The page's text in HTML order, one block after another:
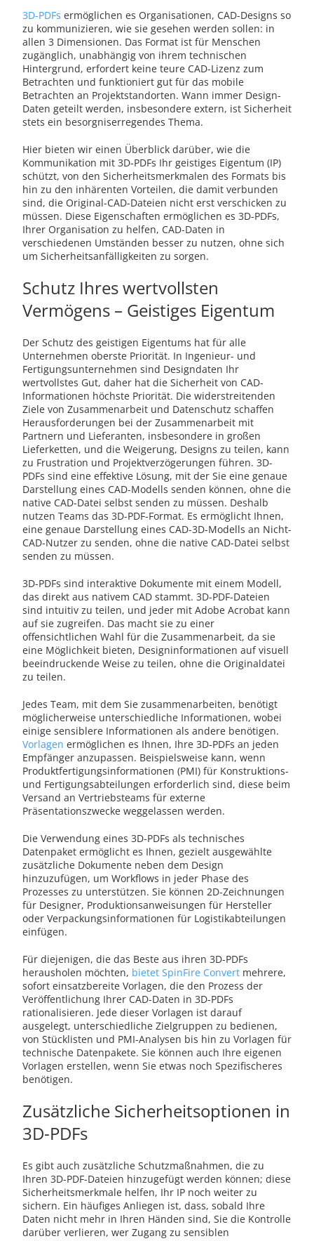
3D-PDFs ermöglichen es Organisationen, CAD-Designs so
zu kommunizieren, wie sie gesehen werden sollen: in
allen 3 Dimensionen. Das Format ist für Menschen
zugänglich, unabhängig von ihrem technischen
Hintergrund, erfordert keine teure CAD-Lizenz zum
Betrachten und funktioniert gut für das mobile
Betrachten an Projektstandorten. Wann immer Design-
Daten geteilt werden, insbesondere extern, ist Sicherheit
stets ein besorgniserregendes Thema.
Hier bieten wir einen Überblick darüber, wie die
Kommunikation mit 3D-PDFs Ihr geistiges Eigentum (IP)
schützt, von den Sicherheitsmerkmalen des Formats bis
hin zu den inhärenten Vorteilen, die damit verbunden
sind, die Original-CAD-Dateien nicht erst verschicken zu
müssen. Diese Eigenschaften ermöglichen es 3D-PDFs,
Ihrer Organisation zu helfen, CAD-Daten in
verschiedenen Umständen besser zu nutzen, ohne sich
um Sicherheitsanfälligkeiten zu sorgen.
Schutz Ihres wertvollsten
Vermögens – Geistiges Eigentum
Der Schutz des geistigen Eigentums hat für alle
Unternehmen oberste Priorität. In Ingenieur- und
Fertigungsunternehmen sind Designdaten Ihr
wertvollstes Gut, daher hat die Sicherheit von CAD-
Informationen höchste Priorität. Die widerstreitenden
Ziele von Zusammenarbeit und Datenschutz schaffen
Herausforderungen bei der Zusammenarbeit mit
Partnern und Lieferanten, insbesondere in großen
Lieferketten, und die Weigerung, Designs zu teilen, kann
zu Frustration und Projektverzögerungen führen. 3D-
PDFs sind eine effektive Lösung, mit der Sie eine genaue
Darstellung eines CAD-Modells senden können, ohne die
native CAD-Datei selbst senden zu müssen. Deshalb
nutzen Teams das 3D-PDF-Format. Es ermöglicht Ihnen,
eine genaue Darstellung eines CAD-3D-Modells an Nicht-
CAD-Nutzer zu senden, ohne die native CAD-Datei selbst
senden zu müssen.
3D-PDFs sind interaktive Dokumente mit einem Modell,
das direkt aus nativem CAD stammt. 3D-PDF-Dateien
sind intuitiv zu teilen, und jeder mit Adobe Acrobat kann
auf sie zugreifen. Das macht sie zu einer
offensichtlichen Wahl für die Zusammenarbeit, da sie
eine Möglichkeit bieten, Designinformationen auf visuell
beeindruckende Weise zu teilen, ohne die Originaldatei
zu teilen.
Jedes Team, mit dem Sie zusammenarbeiten, benötigt
möglicherweise unterschiedliche Informationen, wobei
einige sensiblere Informationen als andere benötigen.
Vorlagen ermöglichen es Ihnen, Ihre 3D-PDFs an jeden
Empfänger anzupassen. Beispielsweise kann, wenn
Produktfertigungsinformationen (PMI) für Konstruktions-
und Fertigungsabteilungen erforderlich sind, diese beim
Versand an Vertriebsteams für externe
Präsentationszwecke weggelassen werden.
Die Verwendung eines 3D-PDFs als technisches
Datenpaket ermöglicht es Ihnen, gezielt ausgewählte
zusätzliche Dokumente neben dem Design
hinzuzufügen, um Workflows in jeder Phase des
Prozesses zu unterstützen. Sie können 2D-Zeichnungen
für Designer, Produktionsanweisungen für Hersteller
oder Verpackungsinformationen für Logistikabteilungen
einfügen.
Für diejenigen, die das Beste aus ihren 3D-PDFs
herausholen möchten, bietet SpinFire Convert mehrere,
sofort einsatzbereite Vorlagen, die den Prozess der
Veröffentlichung Ihrer CAD-Daten in 3D-PDFs
rationalisieren. Jede dieser Vorlagen ist darauf
ausgelegt, unterschiedliche Zielgruppen zu bedienen,
von Stücklisten und PMI-Analysen bis hin zu Vorlagen für
technische Datenpakete. Sie können auch Ihre eigenen
Vorlagen erstellen, wenn Sie etwas noch Spezifischeres
benötigen.
Zusätzliche Sicherheitsoptionen in
3D-PDFs
Es gibt auch zusätzliche Schutzmaßnahmen, die zu
Ihren 3D-PDF-Dateien hinzugefügt werden können; diese
Sicherheitsmerkmale helfen, Ihr IP noch weiter zu
sichern. Ein häufiges Anliegen ist, dass, sobald Ihre
Daten nicht mehr in Ihren Händen sind, Sie die Kontrolle
darüber verlieren, wer Zugang zu sensiblen